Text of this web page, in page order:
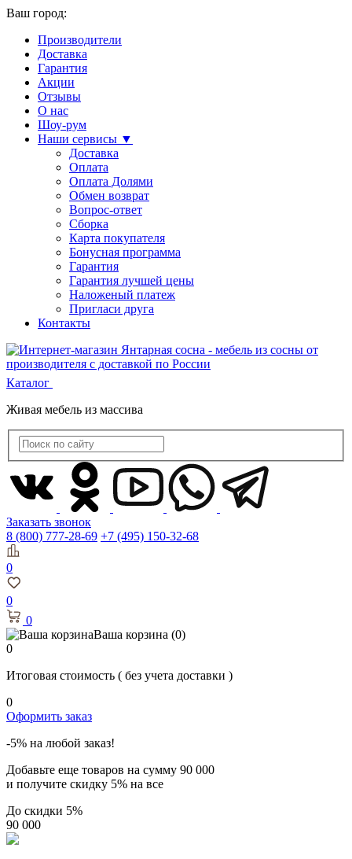
Ваш город:
Производители
Доставка
Гарантия
Акции
Отзывы
О нас
Шоу-рум
Наши сервисы ▼
Доставка
Оплата
Оплата Долями
Обмен возврат
Вопрос-ответ
Сборка
Карта покупателя
Бонусная программа
Гарантия
Гарантия лучшей цены
Наложеный платеж
Пригласи друга
Контакты
Каталог
Живая мебель из массива
Заказать звонок
8 (800) 777-28-69 +7 (495) 150-32-68
0
0
0
Ваша корзина (0)
0
Итоговая стоимость ( без учета доставки )
0
Оформить заказ
-5% на любой заказ!
Добавьте еще товаров на сумму 90 000
и получите скидку 5% на все
До скидки 5%
90 000